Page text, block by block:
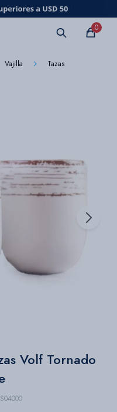
0
Vajilla Tazas
Volf Tornado
MI CUENTA